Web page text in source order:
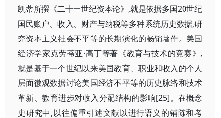
凯蒂所撰《二十一世纪资本论》,就是依据多国20世纪
国民账户、收入、财产与纳税等多种系统历史数据,研
究资本主义社会不平等的长期演化的畅销著作。美国
经济学家克劳蒂亚·高丁等著《教育与技术的竞赛》,
就是基于一个世纪以来美国教育、职业和收入的个人
层面微观数据讨论美国经济不平等的历史脉络和技术
革新、教育进步对收入分配结构的影响[25]。在概念
史研究中,以往偏重引述文献以进行语义的铺陈和考